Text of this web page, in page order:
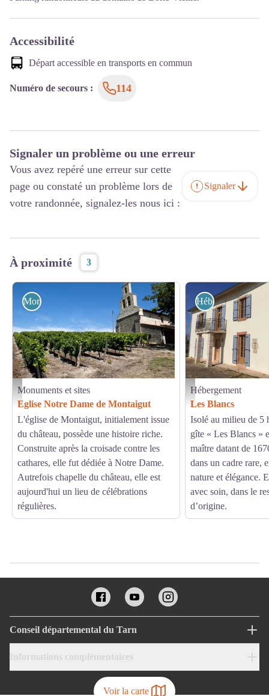
Voir la carte
Accessibilité
Départ accessible en transports en commun
Numéro de secours : 114
Signaler un problème ou une erreur
Vous avez repéré une erreur sur cette
page ou constaté un problème lors de
votre randonnée, signalez-les nous ici :
Signaler
À proximité 3
Patrick Poupart
Monuments et sites
Monuments et sites
Eglise Notre Dame de Montaigut
L'église de Montaigut, initialement issue
du château, possède une histoire riche.
Construite après la croisade contre les
cathares, elle fut dédiée à Notre Dame.
Autrefois chapelle du château, elle est
aujourd'hui un lieu de célébrations
régulières.
Extérieur - G. GOLSE
Hébergement
Hébergement
Les Blancs
Isolé au milieu de 5
gîte « Les Blancs »
maître datant de
dans un cadre rare,
nature et élégance.
avec soin, dans le
d’origine.
Conseil départemental du Tarn
Informations complémentaires